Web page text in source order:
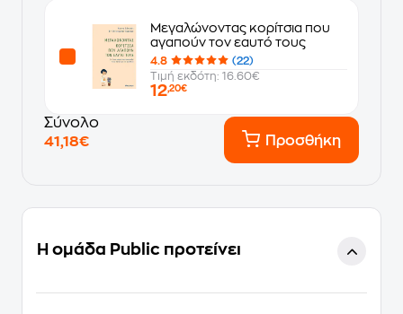
Μεγαλώνοντας κορίτσια που
αγαπούν τον εαυτό τους
4.8
(22)
Τιμή εκδότη: 16.60€
12,20€
Σύνολο
41,18€
Προσθήκη
Η ομάδα Public προτείνει